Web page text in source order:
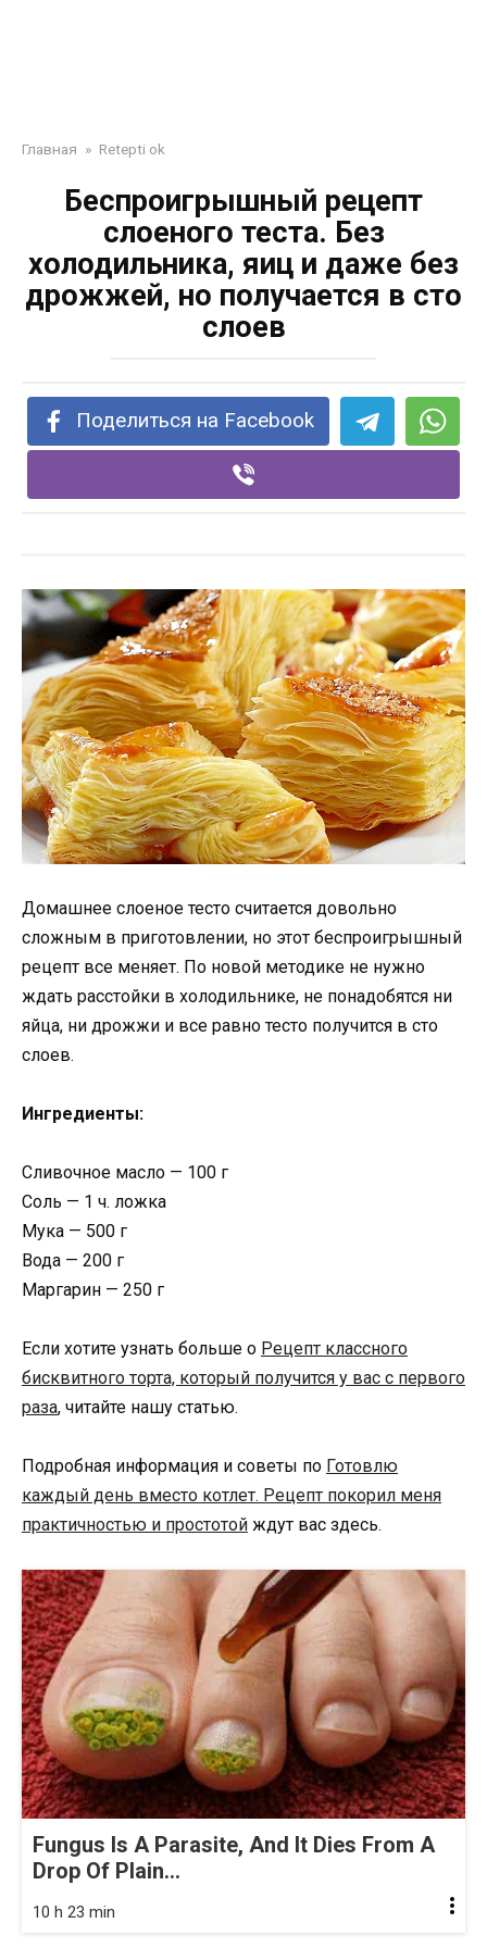
Главная » Retepti ok
Беспроигрышный рецепт
слоеного теста. Без
холодильника, яиц и даже без
дрожжей, но получается в сто
слоев
Поделиться на Facebook
Домашнее слоеное тесто считается довольно
сложным в приготовлении, но этот беспроигрышный
рецепт все меняет. По новой методике не нужно
ждать расстойки в холодильнике, не понадобятся ни
яйца, ни дрожжи и все равно тесто получится в сто
слоев.
Ингредиенты:
Сливочное масло — 100 г
Соль — 1 ч. ложка
Мука — 500 г
Вода — 200 г
Маргарин — 250 г
Если хотите узнать больше о Рецепт классного
бисквитного торта, который получится у вас с первого
раза, читайте нашу статью.
Подробная информация и советы по Готовлю
каждый день вместо котлет. Рецепт покорил меня
практичностью и простотой ждут вас здесь.
Fungus Is A Parasite, And It Dies From A
Drop Of Plain...
10 h 23 min